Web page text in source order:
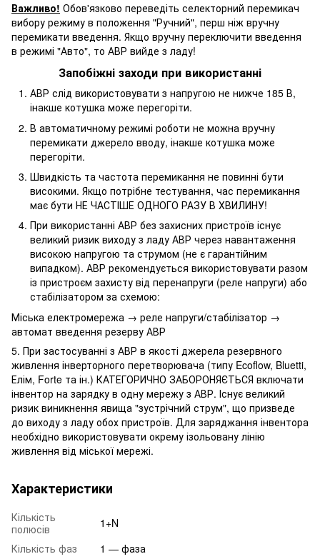
Важливо! Обов'язково переведіть селекторний перемикач
вибору режиму в положення "Ручний", перш ніж вручну
перемикати введення. Якщо вручну переключити введення
в режимі "Авто", то АВР вийде з ладу!
Запобіжні заходи при використанні
АВР слід використовувати з напругою не нижче 185 В,
інакше котушка може перегоріти.
В автоматичному режимі роботи не можна вручну
перемикати джерело вводу, інакше котушка може
перегоріти.
Швидкість та частота перемикання не повинні бути
високими. Якщо потрібне тестування, час перемикання
має бути НЕ ЧАСТІШЕ ОДНОГО РАЗУ В ХВИЛИНУ!
При використанні АВР без захисних пристроїв існує
великий ризик виходу з ладу АВР через навантаження
високою напругою та струмом (не є гарантійним
випадком). АВР рекомендується використовувати разом
із пристроєм захисту від перенапруги (реле напруги) або
стабілізатором за схемою:
Міська електромережа → реле напруги/стабілізатор →
автомат введення резерву АВР
5. При застосуванні з АВР в якості джерела резервного
живлення інверторного перетворювача (типу Ecoflow, Bluetti,
Елім, Forte та ін.) КАТЕГОРИЧНО ЗАБОРОНЯЄТЬСЯ включати
інвентор на зарядку в одну мережу з АВР. Існує великий
ризик виникнення явища "зустрічний струм", що призведе
до виходу з ладу обох пристроїв. Для заряджання інвентора
необхідно використовувати окрему ізольовану лінію
живлення від міської мережі.
Характеристики
Кількість
полюсів
1+N
Кількість фаз
1 — фаза